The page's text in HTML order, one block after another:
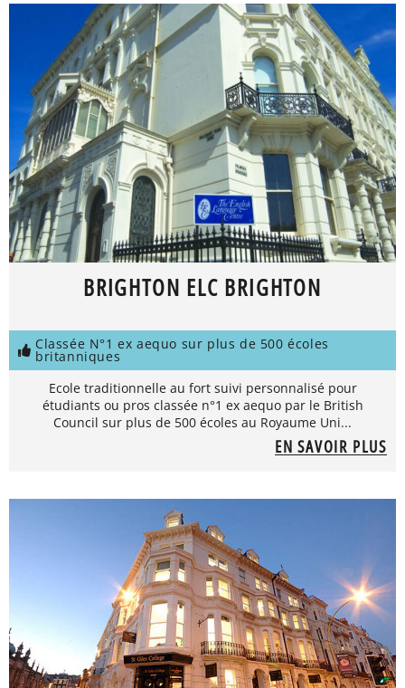
BRIGHTON ELC BRIGHTON
Classée N°1 ex aequo sur plus de 500 écoles
britanniques
Ecole traditionnelle au fort suivi personnalisé pour
étudiants ou pros classée n°1 ex aequo par le British
Council sur plus de 500 écoles au Royaume Uni...
EN SAVOIR PLUS